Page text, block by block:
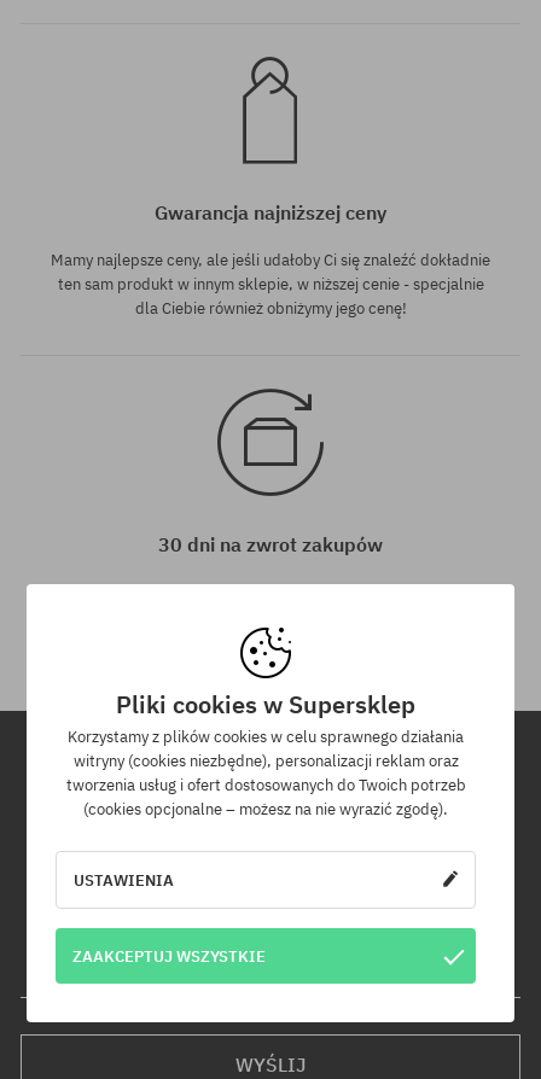
Gwarancja najniższej ceny
Mamy najlepsze ceny, ale jeśli udałoby Ci się znaleźć dokładnie
ten sam produkt w innym sklepie, w niższej cenie - specjalnie
dla Ciebie również obniżymy jego cenę!
30 dni na zwrot zakupów
Newsletter
Zapisz się do naszego newslettera, a dowiesz się jako pierwszy o
WYŚLIJ
Pliki cookies w Supersklep
Korzystamy z plików cookies w celu sprawnego działania
witryny (cookies niezbędne), personalizacji reklam oraz
tworzenia usług i ofert dostosowanych do Twoich potrzeb
(cookies opcjonalne – możesz na nie wyrazić zgodę).
USTAWIENIA
ZAAKCEPTUJ WSZYSTKIE